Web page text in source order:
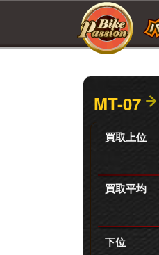
MT-07
買取上位
買取平均
下位